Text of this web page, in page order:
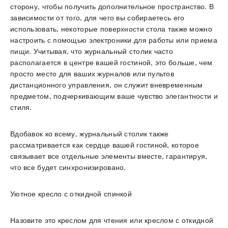
сторону, чтобы получить дополнительное пространство. В
зависимости от того, для чего вы собираетесь его
использовать, некоторые поверхности стола также можно
настроить с помощью электроники для работы или приема
пищи. Учитывая, что журнальный столик часто
располагается в центре вашей гостиной, это больше, чем
просто место для ваших журналов или пультов
дистанционного управления, он служит вневременным
предметом, подчеркивающим ваше чувство элегантности и
стиля.
Вдобавок ко всему, журнальный столик также
рассматривается как сердце вашей гостиной, которое
связывает все отдельные элементы вместе, гарантируя,
что все будет синхронизировано.
Уютное кресло с откидной спинкой
Назовите это креслом для чтения или креслом с откидной